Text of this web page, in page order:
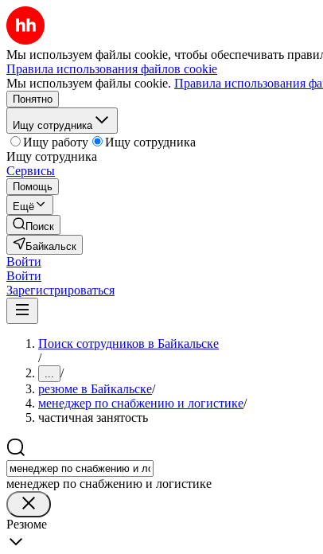
Мы используем файлы cookie, чтобы обеспечивать
Правила использования файлов cookie
Мы используем файлы cookie. Правила использования
Понятно
Ищу сотрудника
Ищу работу
Ищу сотрудника
Ищу сотрудника
Сервисы
Помощь
Ещё
Поиск
Байкальск
Войти
Войти
Зарегистрироваться
Поиск сотрудников в Байкальске
/
... /
резюме в Байкальске/
менеджер по снабжению и логистике/
частичная занятость
менеджер по снабжению и логистике
Резюме